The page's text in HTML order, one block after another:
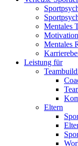
Mentales
Mentales
Leistung für
Eltern